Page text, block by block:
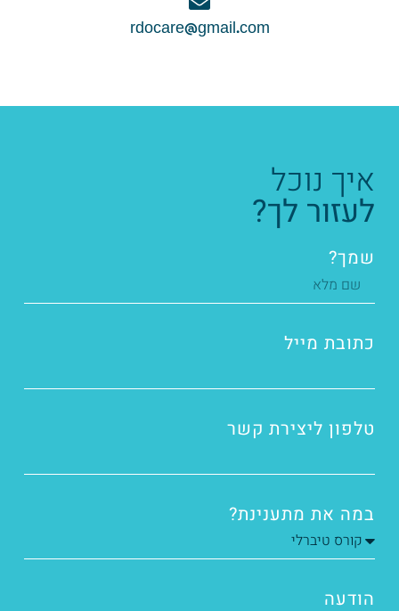
rdocare@gmail.com
איך נוכל
לעזור לך?
שמך?
כתובת מייל
טלפון ליצירת קשר
במה את מתענינת?
הודעה